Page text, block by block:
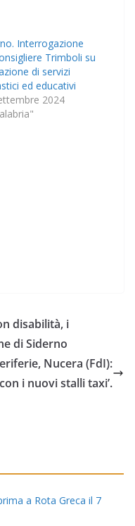
Interrogazione
Trimboli su
di servizi
ed educativi
2024
disabilità, i
di Siderno
Nucera (FdI):
i nuovi stalli taxi’.
a Rota Greca il 7